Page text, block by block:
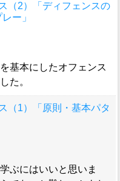
（2）「ディフェンスの
ー」
基本にしたオフェンス
た。
（1）「原則・基本パタ
ぶにはいいと思いま